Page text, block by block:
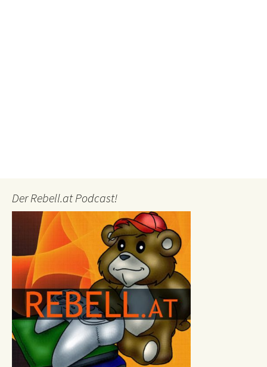
Der Rebell.at Podcast!